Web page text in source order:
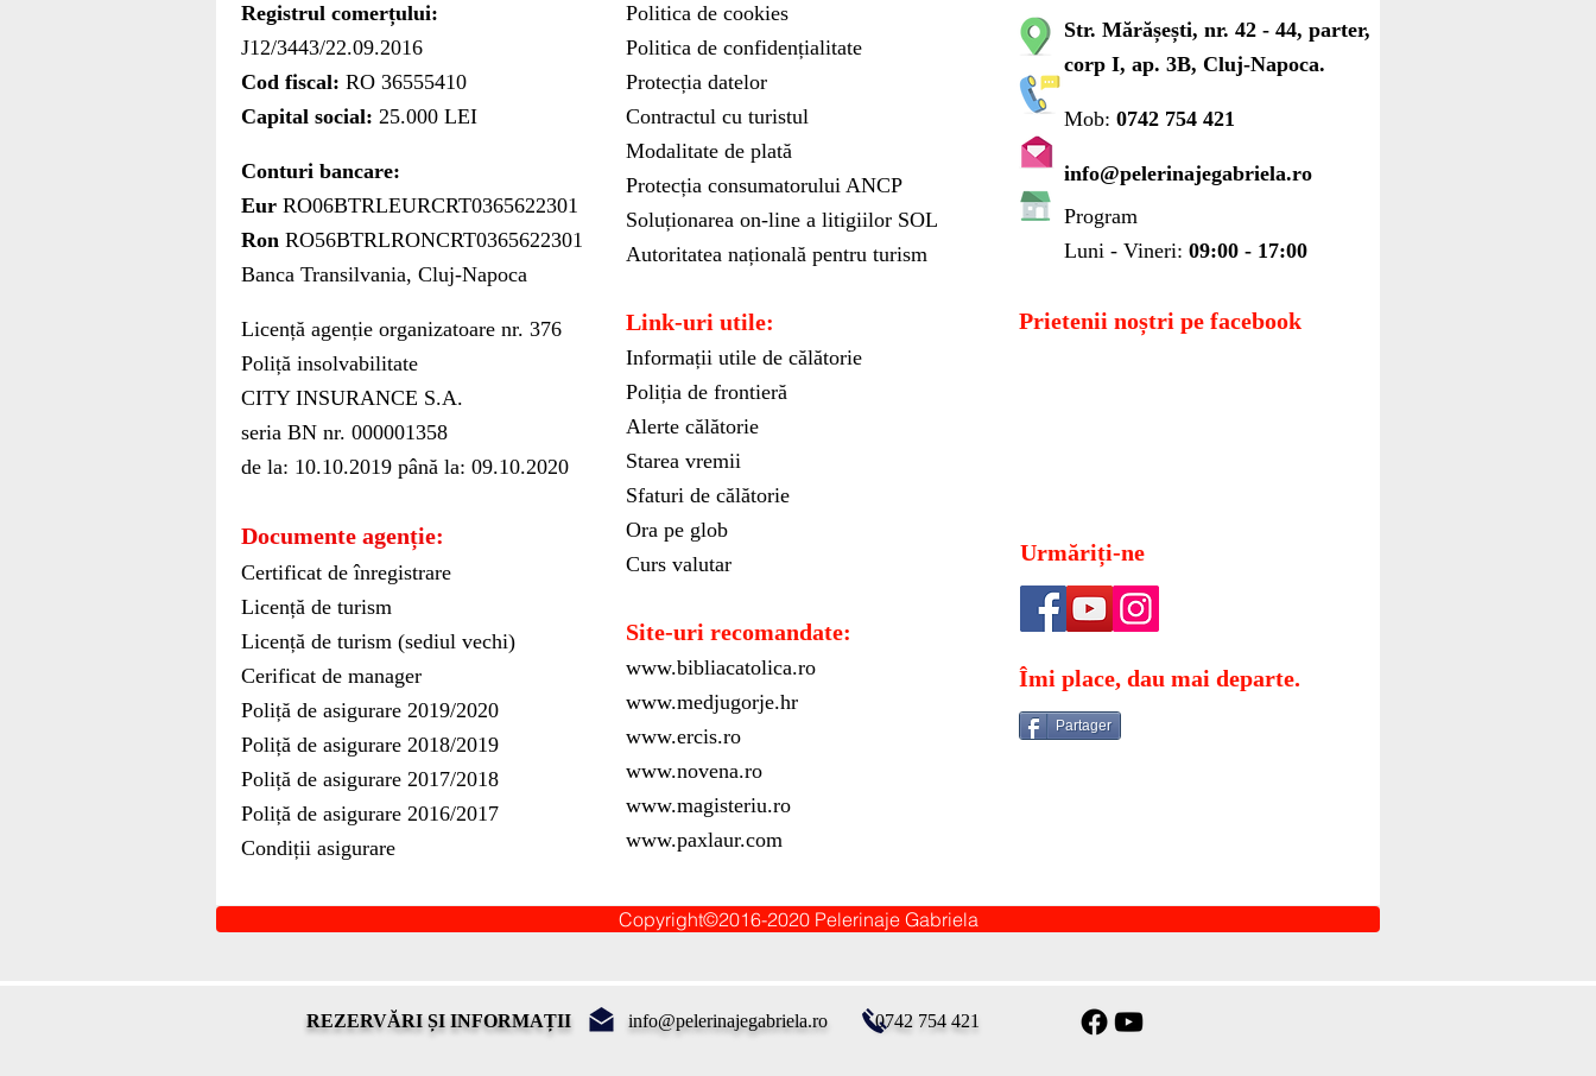
Registrul comerțului:
J12/3443/22.09.2016
Cod fiscal: RO 36555410
Capital social: 25.000 LEI
Conturi bancare:
EurRO06BTRLEURCRT0365622301
RonRO56BTRLRONCRT0365622301
Banca Transilvania, Cluj-Napoca
Licență agenție organizatoare nr. 376
Poliță insolvabilitate
CITY INSURANCE S.A.
seria BN nr. 000001358
de la: 10.10.2019 până la: 09.10.2020
Documente agenție:
Certificat de înregistrare
Licență de turism
Licență de turism (sediul vechi)
Cerificat de manager
Poliță de asigurare 2019/2020
Poliță de asigurare 2018/2019
Poliță de asigurare 2017/2018
Poliță de asigurare 2016/2017
Condiții asigurare
Politica de cookies
Politica de confidențialitate
Protecția datelor
Contractul cu turistul
Modalitate de plată
Protecția consumatorului ANCP
Soluționarea on-line a litigiilor SOL
Autoritatea națională pentru turism
Link-uri utile:
Informații utile de călătorie
Poliția de frontieră
Alerte călătorie
Starea vremii
Sfaturi de călătorie
Ora pe glob
Curs valutar
Site-uri recomandate:
www.bibliacatolica.ro
www.medjugorje.hr
www.ercis.ro
www.novena.ro
www.magisteriu.ro
www.paxlaur.com
Str. Mărășești, nr. 42 - 44, parter,
corp I, ap. 3B, Cluj-Napoca.
Mob:0742 754 421
info@pelerinajegabriela.ro
Program
Luni - Vineri:09:00 - 17:00
Prietenii noștri pe facebook
Urmăriți-ne
Îmi place, dau mai departe.
Partager
Copyright©2016-2020 Pelerinaje Gabriela
REZERVĂRI ȘI INFORMAȚII info@pelerinajegabriela.ro 0742 754 421